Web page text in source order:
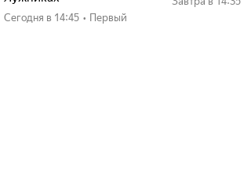
Сегодня в 14:45 • Первый